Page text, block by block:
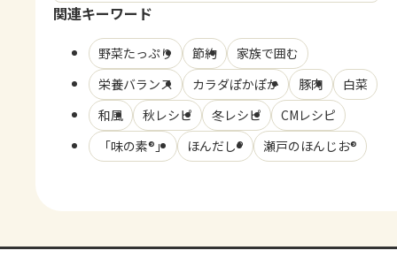
関連キーワード
野菜たっぷり 節約
家族で囲む
栄養バランス
カラダぽかぽか 豚肉
白菜
和風
秋レシピ 冬レシピ
CMレシピ
「味の素®」
ほんだし® 瀬戸のほんじお®